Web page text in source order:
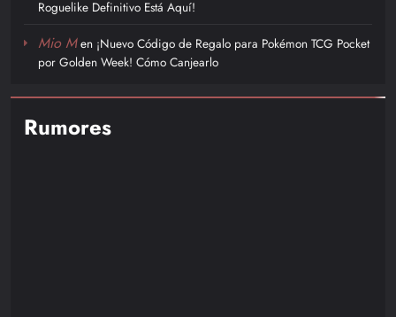
Roguelike Definitivo Está Aquí!
Mio Men ¡Nuevo Código de Regalo para Pokémon TCG Pocket
por Golden Week! Cómo Canjearlo
Rumores